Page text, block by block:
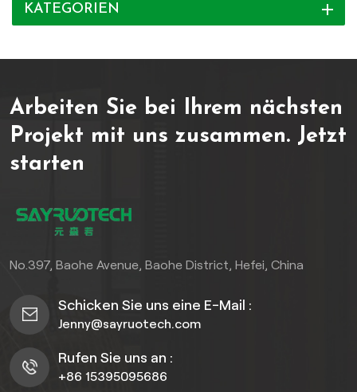
realistischen Holzstruktur
und der UV-
Langlebigkeit und
Schönheit.garantiert.
GenießenKeine Sorgen
mehr um Streichen, Beizen
Wartungsaufwand und die
Gewissheit, dass die
Materialien zu 100 %
zertifiziert sind. Investieren
Sie in zeitlosen Stil und
Freiheit.
KATEGORIEN
Arbeiten Sie bei Ihrem nächsten
Projekt mit uns zusammen. Jetzt
starten
No.397, Baohe Avenue, Baohe District, Hefei, China
Schicken Sie uns eine E-Mail :
Jenny@sayruotech.com
Rufen Sie uns an :
+86 15395095686